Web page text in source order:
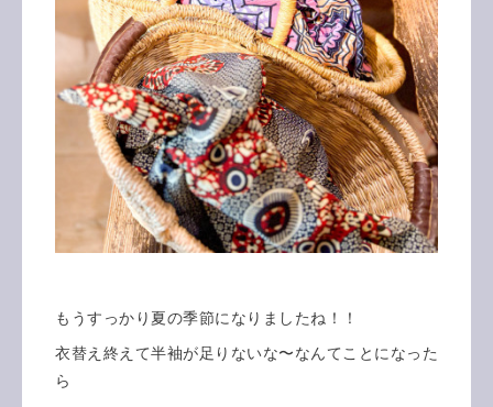
もうすっかり夏の季節になりましたね！！
衣替え終えて半袖が足りないな〜なんてことになった
ら